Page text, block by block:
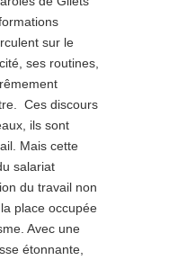
sur le
ses routines,
Ces discours
ils sont
Mais cette
salariat
du travail non
place occupée
Avec une
étonnante,